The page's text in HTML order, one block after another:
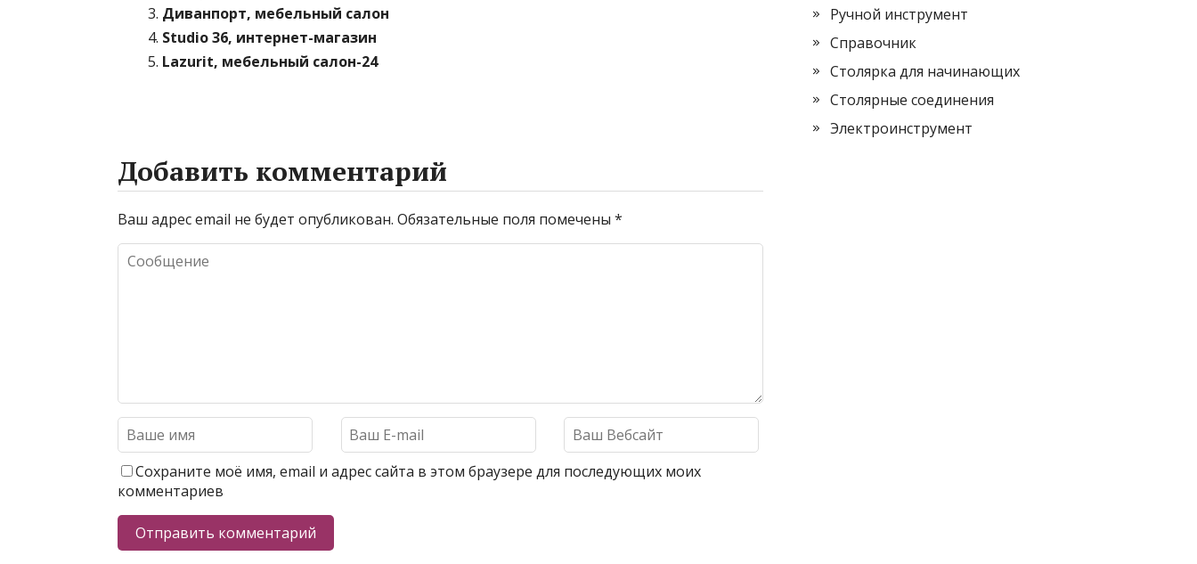
Диванпорт, мебельный салон
Studio 36, интернет-магазин
Lazurit, мебельный салон-24
Добавить комментарий
Ваш адрес email не будет опубликован. Обязательные поля помечены *
Сохраните моё имя, email и адрес сайта в этом браузере для последующих моих
комментариев
Ручной инструмент
Справочник
Столярка для начинающих
Столярные соединения
Электроинструмент